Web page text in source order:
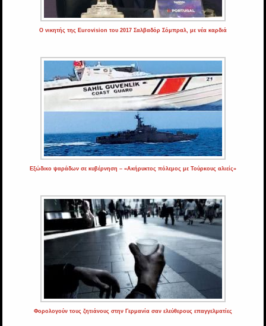
Ο νικητής της Eurovision του 2017 Σαλβαδόρ Σόμπραλ, με νέα καρδιά
Εξώδικο ψαράδων σε κυβέρνηση – «Ακήρυκτος πόλεμος με Τούρκους αλιείς»
Φορολογούν τους ζητιάνους στην Γερμανία σαν ελεύθερους επαγγελματίες